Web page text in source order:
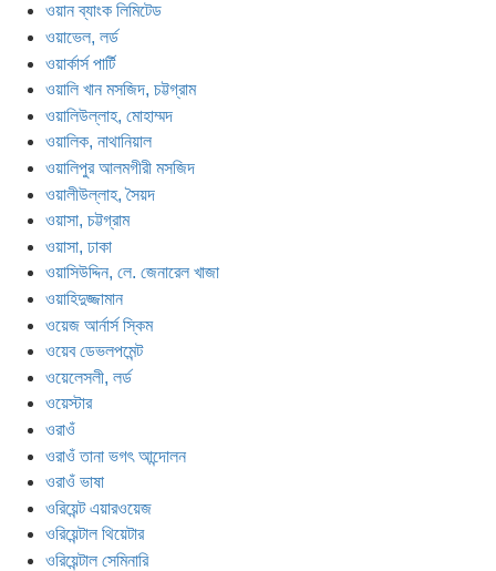
ওয়ান ব্যাংক লিমিটেড
ওয়াভেল, লর্ড
ওয়ার্কার্স পার্টি
ওয়ালি খান মসজিদ, চট্টগ্রাম
ওয়ালিউল্লাহ, মোহাম্মদ
ওয়ালিক, নাথানিয়াল
ওয়ালিপুর আলমগীরী মসজিদ
ওয়ালীউল্লাহ, সৈয়দ
ওয়াসা, চট্টগ্রাম
ওয়াসা, ঢাকা
ওয়াসিউদ্দিন, লে. জেনারেল খাজা
ওয়াহিদুজ্জামান
ওয়েজ আর্নার্স স্কিম
ওয়েব ডেভলপমেন্ট
ওয়েলেসলী, লর্ড
ওয়েস্টার
ওরাওঁ
ওরাওঁ তানা ভগৎ আন্দোলন
ওরাওঁ ভাষা
ওরিয়েন্ট এয়ারওয়েজ
ওরিয়েন্টাল থিয়েটার
ওরিয়েন্টাল সেমিনারি